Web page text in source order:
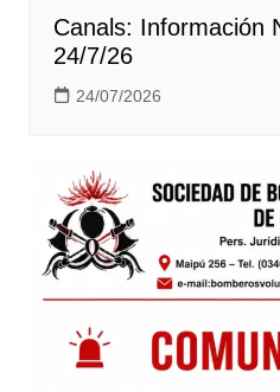
Canals: Información
24/7/26
24/07/2026